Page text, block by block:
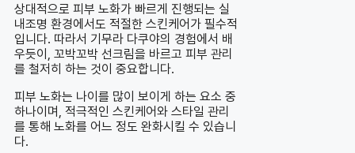
상대적으로 피부 노화가 빠르게 진행되는 실
내조명 환경에서도 적절한 스킨케어가 필수적
입니다. 따라서 기무라 다쿠야의 경험에서 배
우듯이, 꼬박꼬박 선크림을 바르고 피부 관리
를 철저히 하는 것이 중요합니다.
피부 노화는 나이를 많이 보이게 하는 요소 중
하나이며, 적극적인 스킨케어와 스타일 관리
를 통해 노화를 어느 정도 완화시킬 수 있습니
다.